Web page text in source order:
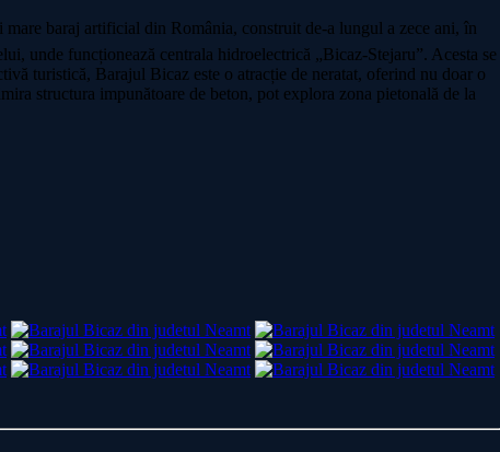
baraj artificial din România, construit de-a lungul a zece ani, în
unde funcționează centrala hidroelectrică „Bicaz-Stejaru”. Acesta se
turistică, Barajul Bicaz este o atracție de neratat, oferind nu doar o
structura impunătoare de beton, pot explora zona pietonală de la